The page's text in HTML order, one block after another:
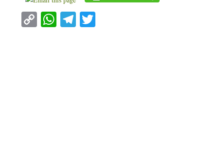
CopyWhatsApp
Telegram